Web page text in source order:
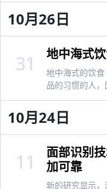
10月26日
地中海式
地中海式的饮
品的习惯的人，
31
10月24日
面部识别
加可靠
新的研究显示
11